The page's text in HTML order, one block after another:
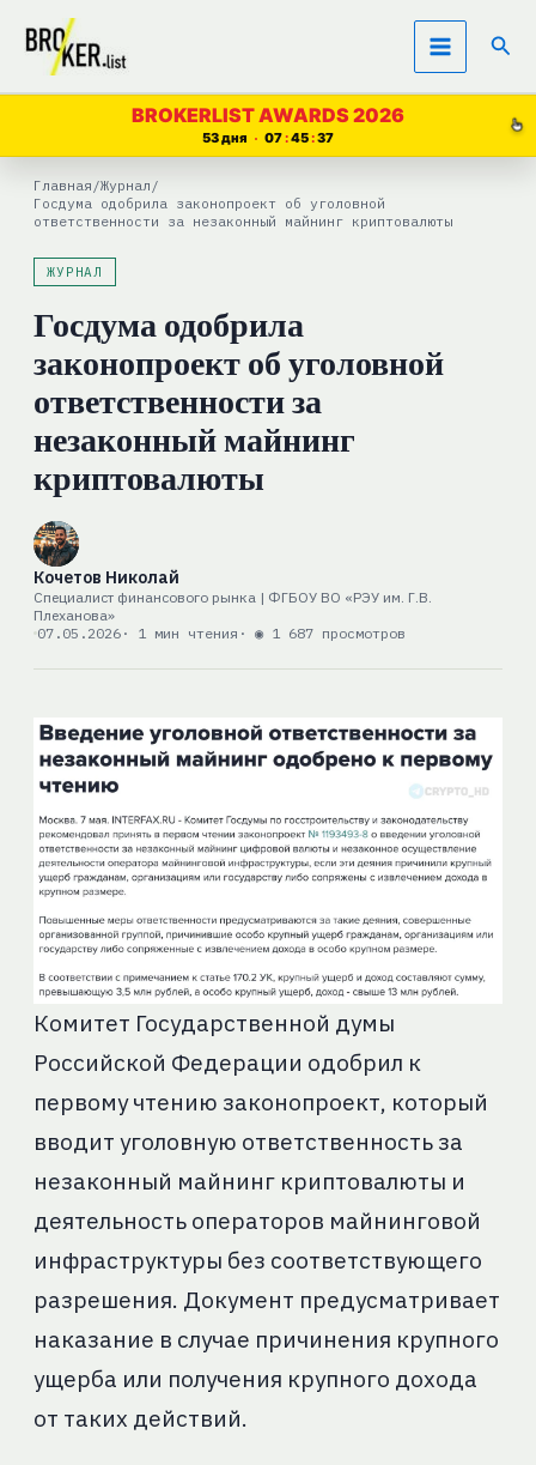
Перейти
содержимому
BROKERLIST AWARDS 2026
53 дня 07 45 36
Главная /Журнал /
Госдума одобрила законопроект об уголовной
ответственности за незаконный майнинг криптовалюты
ЖУРНАЛ
Госдума одобрила
законопроект об уголовной
ответственности за
незаконный майнинг
криптовалюты
Кочетов Николай
Специалист финансового рынка | ФГБОУ ВО «РЭУ им. Г.В.
Плеханова»
07.05.2026· 1 мин чтения · ◉ 1 687 просмотров
Комитет Государственной думы
Российской Федерации одобрил к
первому чтению законопроект, который
вводит уголовную ответственность за
незаконный майнинг криптовалюты и
деятельность операторов майнинговой
инфраструктуры без соответствующего
разрешения. Документ предусматривает
наказание в случае причинения крупного
ущерба или получения крупного дохода
от таких действий.